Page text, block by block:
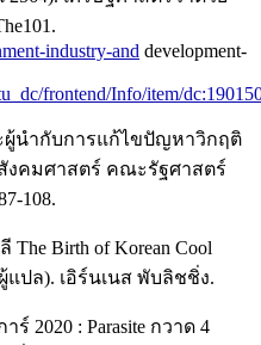
industry-and development-
frontend/Info/item/
ะผู้นำกับการแก้ไขปัญหาวิกฤติ
งคมศาสตร์ คณะรัฐศาสตร์
108.
The Birth of Korean Cool
ปล). เอิร์นเนส พับลิชชิ่ง.
2020 : Parasite กวาด 4